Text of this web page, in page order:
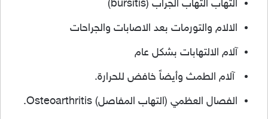
التهاب التهاب الجراب (bursitis)
الالام والتورمات بعد الاصابات والجراحات
آلام الالتهابات بشكل عام
آلام الطمث وأيضاً خافض للحرارة.
الفصال العظمي (التهاب المفاصل) Osteoarthritis.